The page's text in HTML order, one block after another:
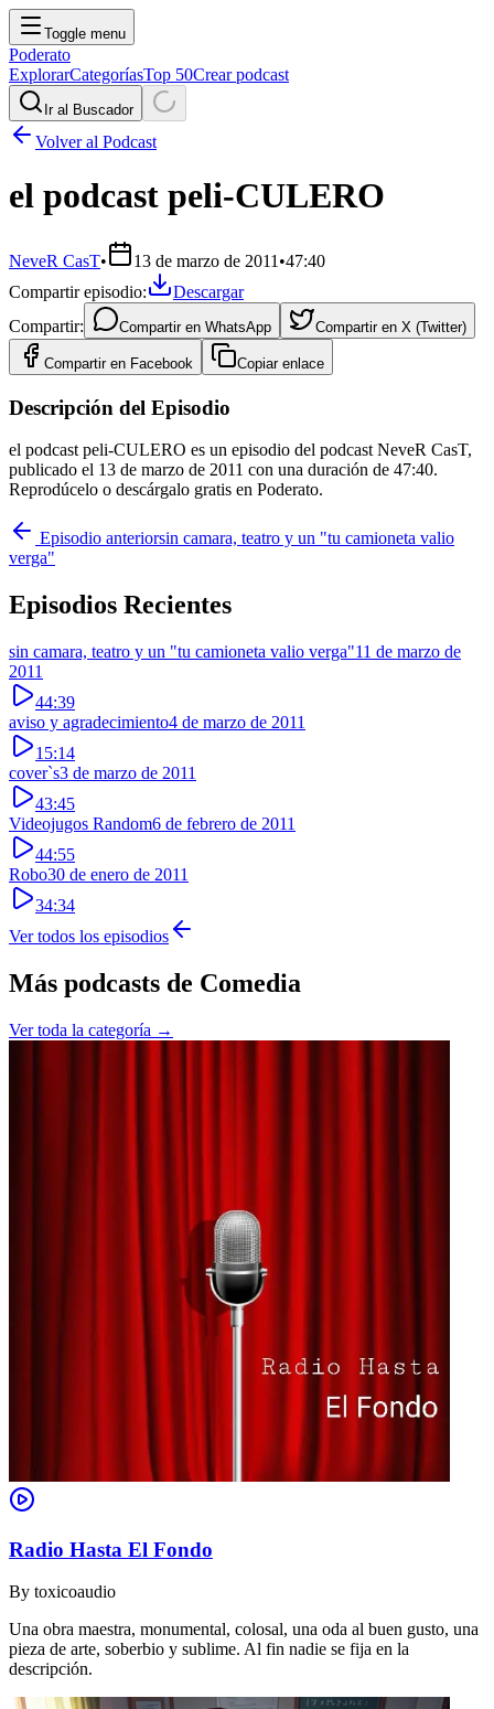
Toggle menu
Poderato
ExplorarCategoríasTop 50Crear podcast
Ir al Buscador
Volver al Podcast
el podcast peli-CULERO
NeveR CasT• 13 de marzo de 2011 •47:40
Compartir episodio:
Descargar
Compartir:
Compartir en WhatsApp Compartir en X (Twitter)
Compartir en Facebook Copiar enlace
Descripción del Episodio
el podcast peli-CULERO es un episodio del podcast NeveR CasT,
publicado el 13 de marzo de 2011 con una duración de 47:40.
Reprodúcelo o descárgalo gratis en Poderato.
Episodio anteriorsin camara, teatro y un "tu camioneta valio
verga"
Episodios Recientes
sin camara, teatro y un "tu camioneta valio verga"11 de marzo de
2011
44:39
aviso y agradecimiento4 de marzo de 2011
15:14
cover`s3 de marzo de 2011
43:45
Videojugos Random6 de febrero de 2011
44:55
Robo30 de enero de 2011
34:34
Ver todos los episodios
Más podcasts de Comedia
Ver toda la categoría →
Radio Hasta El Fondo
By toxicoaudio
Una obra maestra, monumental, colosal, una oda al buen gusto, una
pieza de arte, soberbio y sublime. Al fin nadie se fija en la
descripción.